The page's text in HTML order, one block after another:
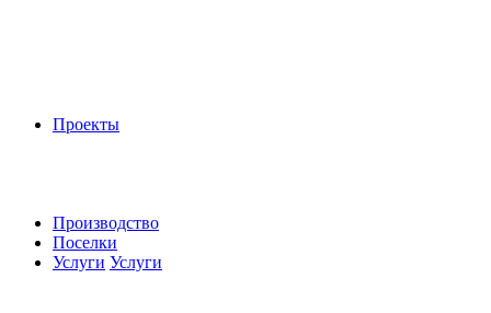
Проекты
Производство
Поселки
Услуги Услуги